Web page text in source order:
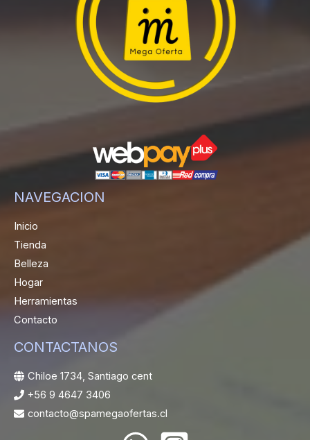
NAVEGACION
Inicio
Tienda
Belleza
Hogar
Herramientas
Contacto
CONTACTANOS
Chiloe 1734, Santiago cent
+56 9 4647 3406
contacto@spamegaofertas.cl